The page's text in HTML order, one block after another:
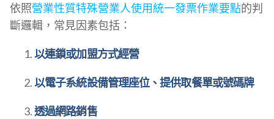
依照營業性質特殊營業人使用統一發票作業要點的判
斷邏輯，常見因素包括：
以連鎖或加盟方式經營
以電子系統設備管理座位、提供取餐單或號碼牌
透過網路銷售